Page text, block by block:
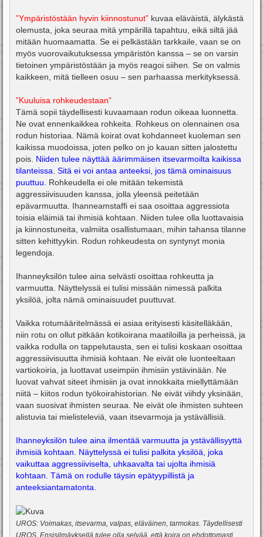
”Ympäristöstään hyvin kiinnostunut” kuvaa eläväistä, älykästä
olemusta, joka seuraa mitä ympärillä tapahtuu, eikä siltä jää
mitään huomaamatta. Se ei pelkästään tarkkaile, vaan se on
myös vuorovaikutuksessa ympäristön kanssa – se on varsin
tietoinen ympäristöstään ja myös reagoi siihen. Se on valmis
kaikkeen, mitä tielleen osuu – sen parhaassa merkityksessä.
”Kuuluisa rohkeudestaan”
Tämä sopii täydellisesti kuvaamaan rodun oikeaa luonnetta.
Ne ovat ennenkaikkea rohkeita. Rohkeus on olennainen osa
rodun historiaa. Nämä koirat ovat kohdanneet kuoleman sen
kaikissa muodoissa, joten pelko on jo kauan sitten jalostettu
pois. Niiden tulee näyttää äärimmäisen itsevarmoilta kaikissa
tilanteissa. Sitä ei voi antaa anteeksi, jos tämä ominaisuus
puuttuu.
Rohkeudella ei ole mitään tekemistä
aggressiivisuuden kanssa, jolla yleensä peitetään
epävarmuutta. Ihanneamstaffi ei saa osoittaa aggressiota
toisia eläimiä tai ihmisiä kohtaan. Niiden tulee olla luottavaisia
ja kiinnostuneita, valmiita osallistumaan, mihin tahansa tilanne
sitten kehittyykin. Rodun rohkeudesta on syntynyt monia
legendoja.
Ihanneyksilön tulee aina selvästi osoittaa rohkeutta ja
varmuutta. Näyttelyssä ei tulisi missään nimessä palkita
yksilöä, jolta nämä ominaisuudet puuttuvat.
Vaikka rotumääritelmässä ei asiaa erityisesti käsitelläkään,
niin rotu on ollut pitkään kotikoirana maatiloilla ja perheissä, ja
vaikka rodulla on tappelutausta, sen ei tulisi koskaan osoittaa
aggressiivisuutta ihmisiä kohtaan. Ne eivät ole luonteeltaan
vartiokoiria, ja luottavat useimpiin ihmisiin ystävinään. Ne
luovat vahvat siteet ihmisiin ja ovat innokkaita miellyttämään
niitä – kiitos rodun työkoirahistorian. Ne eivät viihdy yksinään,
vaan suosivat ihmisten seuraa. Ne eivät ole ihmisten suhteen
alistuvia tai mielisteleviä, vaan itsevarmoja ja ystävällisiä.
Ihanneyksilön tulee aina ilmentää varmuutta ja ystävällisyyttä
ihmisiä kohtaan. Näyttelyssä ei tulisi palkita yksilöä, joka
vaikuttaa aggressiiviselta, uhkaavalta tai ujolta ihmisiä
kohtaan. Tämä on rodulle täysin epätyypillistä ja
anteeksiantamatonta.
UROS: Voimakas, itsevarma, valpas, eläväinen, tarmokas. Täydellisesti
UROS. Ensisilmäyksellä tulee olla selvää, että koira on ehdottomasti